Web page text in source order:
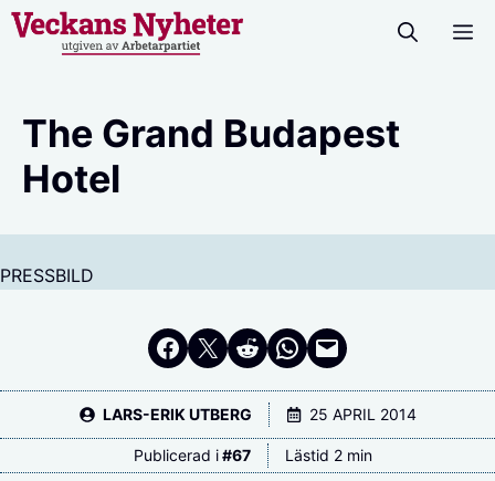
Hoppa
The Grand Budapest
Hotel
PRESSBILD
Dela på Facebook
Dela på Twitter
Dela på RedditDela i WhatsApp
Maila en länk
LARS-ERIK UTBERG 25 APRIL 2014
Publicerad i#67 Lästid 2 min